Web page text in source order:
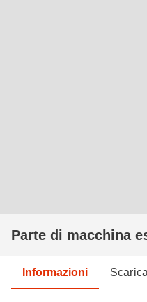
Parte di macchina
Informazioni